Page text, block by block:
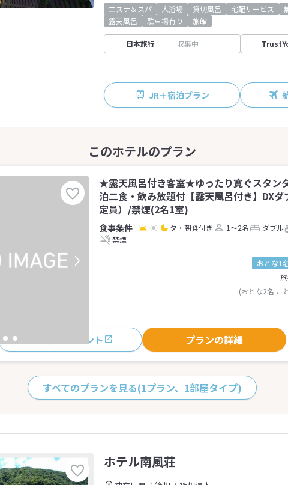
エステ＆スパ 大浴場 貸切風呂 宅配サービス
露天風呂
駐車場有り 旅館
日本旅行 収集中
JR＋宿泊プラン
★露天風呂付き客室★ゆったり寛ぐスタン
泊二食・飲み放題付【露天風呂付き】DXダ
定員）/禁煙(2名1室)
夕・朝食付き 1～2名 ダブル
禁煙
おとな1
(おとな2名 こ
おすすめポイント プランの詳細
すべてのプランを見る(1プラン、1部屋タイプ)
ホテル南風荘